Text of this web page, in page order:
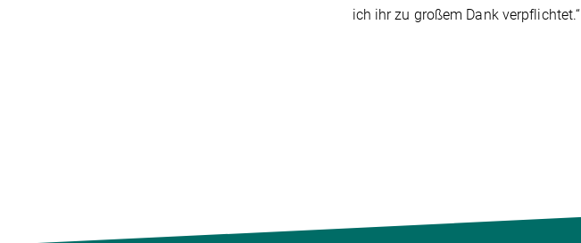
ich ihr zu großem Dank verpflichtet.“